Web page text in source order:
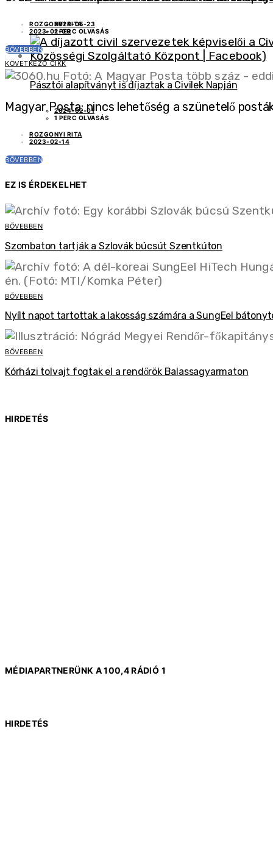
2024-05-23
1 PERC OLVASÁS
Pásztói alapítványt is díjaztak a Civilek Napján
2024-02-01
1 PERC OLVASÁS
ROZGONYI RITA
2023-02-09
BŐVEBBEN
KÖVETKEZŐ CIKK
Magyar Posta: nincs lehetőség a szünetelő
ROZGONYI RITA
2023-02-14
BŐVEBBEN
EZ IS ÉRDEKELHET
BŐVEBBEN
Szombaton tartják a Szlovák búcsút Szentkúton
BŐVEBBEN
Nyílt napot tartottak a lakosság számára a SungEel
BŐVEBBEN
Kórházi tolvajt fogtak el a rendőrök Balassagyarmaton
HIRDETÉS
MÉDIAPARTNERÜNK A 100,4 RÁDIÓ 1
HIRDETÉS